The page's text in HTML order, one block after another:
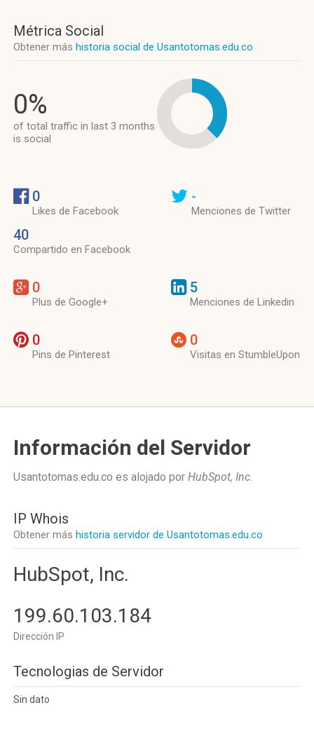
Métrica Social
Obtener más historia social de Usantotomas.edu.co
0%
of total traffic in last 3 months
is social
0
Likes de Facebook
40
Compartido en Facebook
-
Menciones de Twitter
0
Plus de Google+
5
Menciones de Linkedin
0
Pins de Pinterest
0
Visitas en StumbleUpon
Información del Servidor
Usantotomas.edu.co es alojado por HubSpot, Inc.
IP Whois
Obtener más historia servidor de Usantotomas.edu.co
HubSpot, Inc.
199.60.103.184
Dirección IP
Tecnologias de Servidor
Sin dato